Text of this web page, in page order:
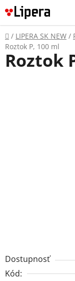
Prejsť
na
obsah
Domov
/ LIPERA SK NEW /
Roztok P, 100 ml
Dostupnosť
Kód:
Roztok